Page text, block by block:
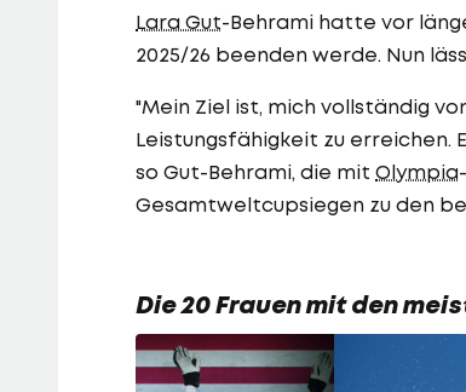
Lara Gut-Behrami hatte vor
2025/26 beenden werde. Nun
"Mein Ziel ist, mich vollständig
Leistungsfähigkeit zu erreichen.
so Gut-Behrami, die mit Olympia
Gesamtweltcupsiegen zu den
Die 20 Frauen mit den